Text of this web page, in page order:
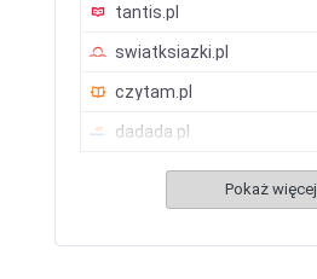
tantis.pl
swiatksiazki.pl
czytam.pl
dadada.pl
Pokaż więcej